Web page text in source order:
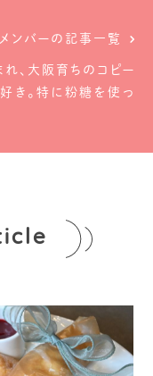
メンバーの記事一覧
、大阪育ちのコピー
き。特に粉糖を使っ